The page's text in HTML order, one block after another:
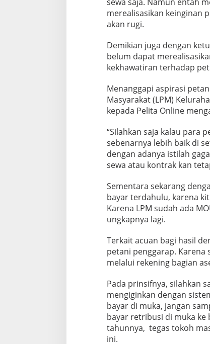
merealisasikan keinginan
akan rugi.
Demikian juga dengan
belum dapat
kekhawatiran terhadap
Menanggapi aspirasi
Masyarakat (LPM)
kepada Pelita Online
“Silahkan saja kalau para
sebenarnya lebih baik di
dengan adanya istilah
sewa atau kontrak kan
Sementara sekarang
bayar terdahulu, karena
Karena LPM sudah ada
ungkapnya lagi.
Terkait acuan bagi hasil
petani penggarap. Karena
melalui rekening bagian
Pada prinsifnya, silahkan
mengiginkan dengan
bayar di muka, jangan
bayar retribusi di muka ke
tahunnya, tegas tokoh
ini.